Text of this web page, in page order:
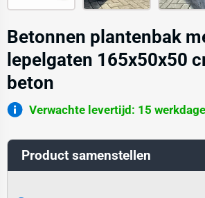
Betonnen plantenbak
lepelgaten 165x50x50
beton
Verwachte levertijd: 15
Product samenstellen